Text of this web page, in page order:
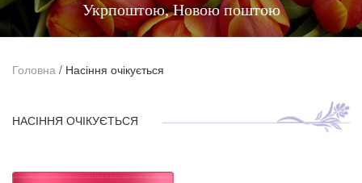
Укрпоштою, Новою поштою
Головна / Насіння очікується
НАСІННЯ ОЧІКУЄТЬСЯ